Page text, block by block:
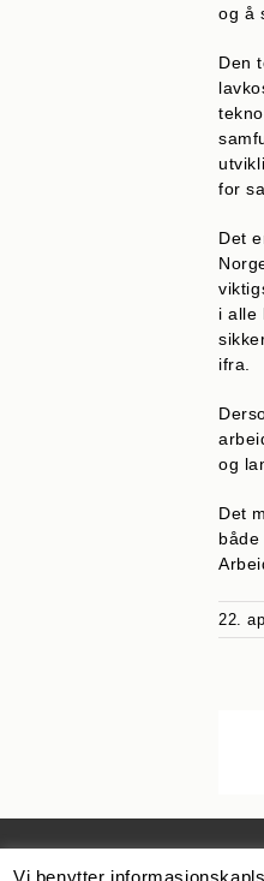
og å
Den
for
Det
i alle
ifra.
og
Det
22.
Vi benytter